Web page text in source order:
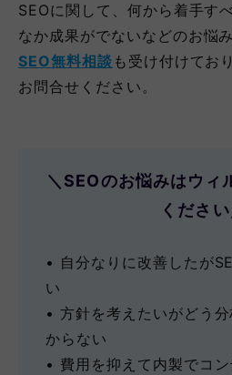
SEOに関して、何から着手す
なか成果がでないなどのお悩
SEO無料相談 も受け付けてお
お問合せください。
＼SEOのお悩みはウィ
くださ
• ⾃分なりに改善したが
い
• 方針を考えたいがどう
からない
• 費用を抑えて内製でコ